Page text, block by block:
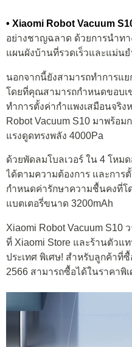
• Xiaomi Robot Vacuum
อย่างชาญฉลาด ด้วยการนำทา
แผนผังบ้านที่รวดเร็วและแม่นย
นอกจากนี้ยังสามารถทำการแ
โดยที่คุณสามารถกำหนดขอบเ
ทำการตั้งค่ากำแพงเสมือนจริง
Robot Vacuum S10 มาพร้อ
แรงดูดทรงพลัง 4000Pa
ด้วยพัดลมโบลเวอร์ ใน 4 โหม
ได้ตามความต้องการ และการ
กำหนดค่ารักษาความชื้นคงที่โ
แบตเตอรี่ขนาด 3200mAh
Xiaomi Robot Vacuum S10
ที่ Xiaomi Store และร้านตัวแ
ประเทศ พิเศษ! สำหรับลูกค้าที่
2566 สามารถซื้อได้ในราคาพิ